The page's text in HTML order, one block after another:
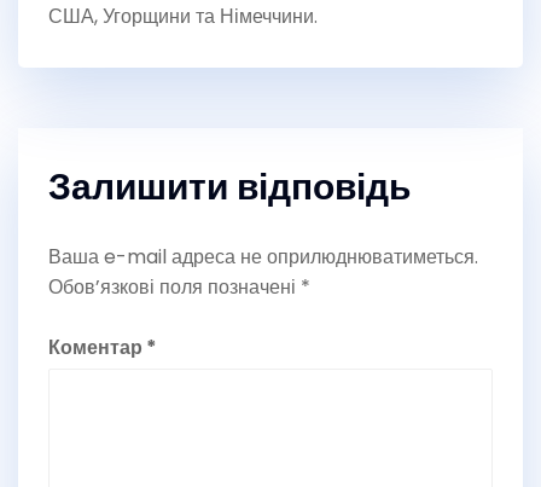
США, Угорщини та Німеччини.
Залишити відповідь
Ваша e-mail адреса не оприлюднюватиметься.
Обов’язкові поля позначені *
Коментар *